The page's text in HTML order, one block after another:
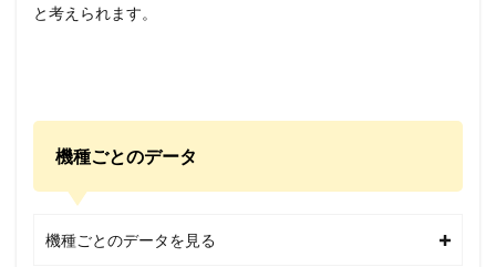
と考えられます。
機種ごとのデータ
機種ごとのデータを見る